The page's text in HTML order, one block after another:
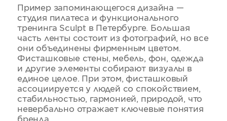
Пример запоминающегося дизайна —
студия пилатеса и функционального
тренинга Sculpt в Петербурге. Большая
часть ленты состоит из фотографий, но все
они объединены фирменным цветом.
Фисташковые стены, мебель, фон, одежда
и другие элементы собирают визуалы в
единое целое. При этом, фисташковый
ассоциируется у людей со спокойствием,
стабильностью, гармонией, природой, что
невербально отражает ключевые понятия
бренда.